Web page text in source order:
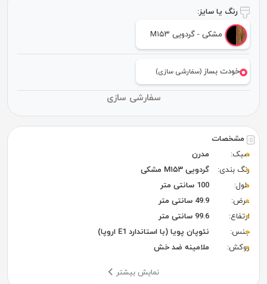
مشخصات
سبک:
مدرن
رنگ بندی:
گردویی M۱۵۳ مشکی
طول:
100 سانتی متر
عرض:
49.9 سانتی متر
ارتفاع:
99.6 سانتی متر
جنس:
نئوپان پویا (با استاندارد E1 اروپا)
روکش:
ملامینه ضد خش
نمایش بیشتر
رنگ یا سایز:
مشکی - گردویی M۱۵۳
خودت بساز(سفارشی سازی)
سفارشی سازی